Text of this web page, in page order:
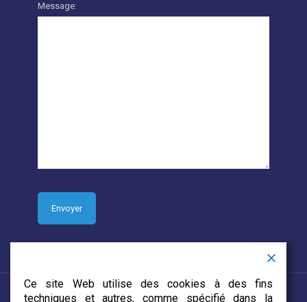
Message:
Ce site Web utilise des cookies à des fins
techniques et autres, comme spécifié dans la